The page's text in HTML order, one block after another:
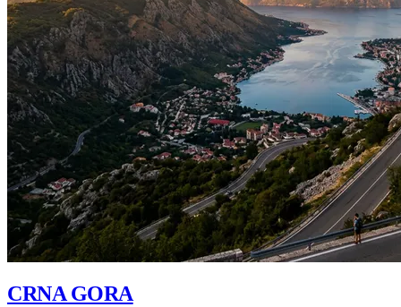
CRNA GORA